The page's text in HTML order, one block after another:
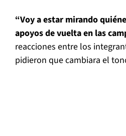
“Voy a estar mirando
apoyos de vuelta en las
reacciones entre los
pidieron que cambiara el